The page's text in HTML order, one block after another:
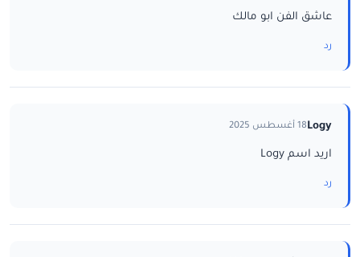
عاشق الفن ابو مالك
رد
Logy18 أغسطس 2025
اريد اسم Logy
رد